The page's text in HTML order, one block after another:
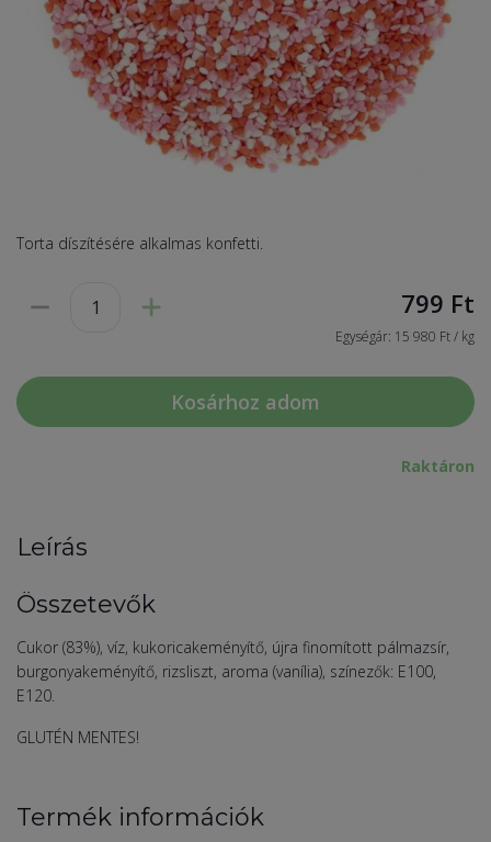
Torta díszítésére alkalmas konfetti.
799 Ft
Egységár: 15 980 Ft / kg
Kosárhoz adom
Raktáron
Leírás
Összetevők
Cukor (83%), víz, kukoricakeményítő, újra finomított pálmazsír,
burgonyakeményítő, rizsliszt, aroma (vanília), színezők: E100,
E120.
GLUTÉN MENTES!
Termék információk